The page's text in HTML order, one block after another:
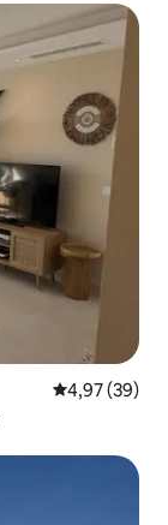
Vlerësimi
4,97 (39)